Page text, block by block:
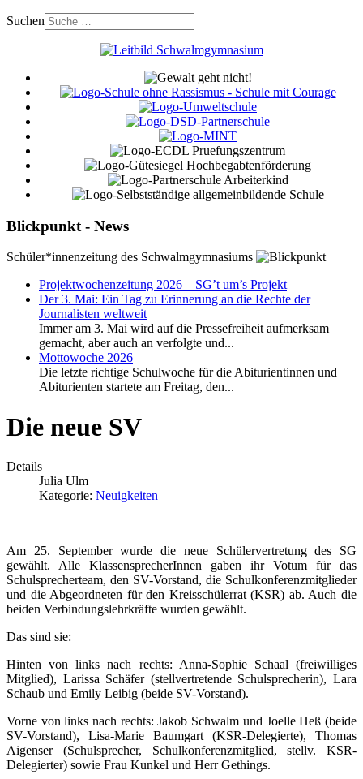
Suchen
Blickpunkt - News
Schüler*innenzeitung des Schwalmgymnasiums
Projektwochenzeitung 2026 – SG’t um’s Projekt
Der 3. Mai: Ein Tag zu Erinnerung an die Rechte der
Journalisten weltweit
Immer am 3. Mai wird auf die Pressefreiheit aufmerksam
gemacht, aber auch an verfolgte und...
Mottowoche 2026
Die letzte richtige Schulwoche für die Abiturientinnen und
Abiturienten startete am Freitag, den...
Die neue SV
Details
Julia Ulm
Kategorie: Neuigkeiten
Am 25. September wurde die neue Schülervertretung des SG
gewählt. Alle KlassensprecherInnen gaben ihr Votum für das
Schulsprecherteam, den SV-Vorstand, die Schulkonferenzmitglieder
und die Abgeordneten für den Kreisschülerrat (KSR) ab. Auch die
beiden Verbindungslehrkräfte wurden gewählt.
Das sind sie:
Hinten von links nach rechts: Anna-Sophie Schaal (freiwilliges
Mitglied), Larissa Schäfer (stellvertretende Schulsprecherin), Lara
Schaub und Emily Leibig (beide SV-Vorstand).
Vorne von links nach rechts: Jakob Schwalm und Joelle Heß (beide
SV-Vorstand), Lisa-Marie Baumgart (KSR-Delegierte), Thomas
Aigenser (Schulsprecher, Schulkonferenzmitglied, stellv. KSR-
Delegierter) sowie Frau Kunkel und Herr Gethings.